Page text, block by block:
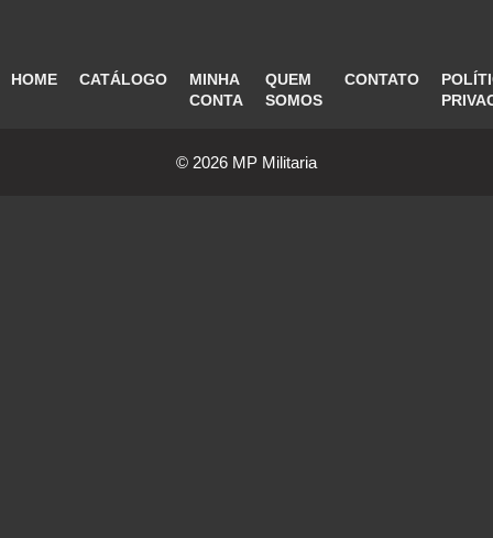
HOME CATÁLOGO
MINHA
CONTA
QUEM
SOMOS
CONTATO
© 2026 MP Militaria